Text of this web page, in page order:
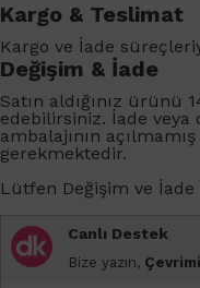
Kargo & Teslimat
Kargo ve İade
Değişim & İade
Satın aldığınız ürünü
edebilirsiniz. İade
ambalajının
gerekmektedir.
Lütfen Değişim ve İade
Canlı Destek
Bize yazın,